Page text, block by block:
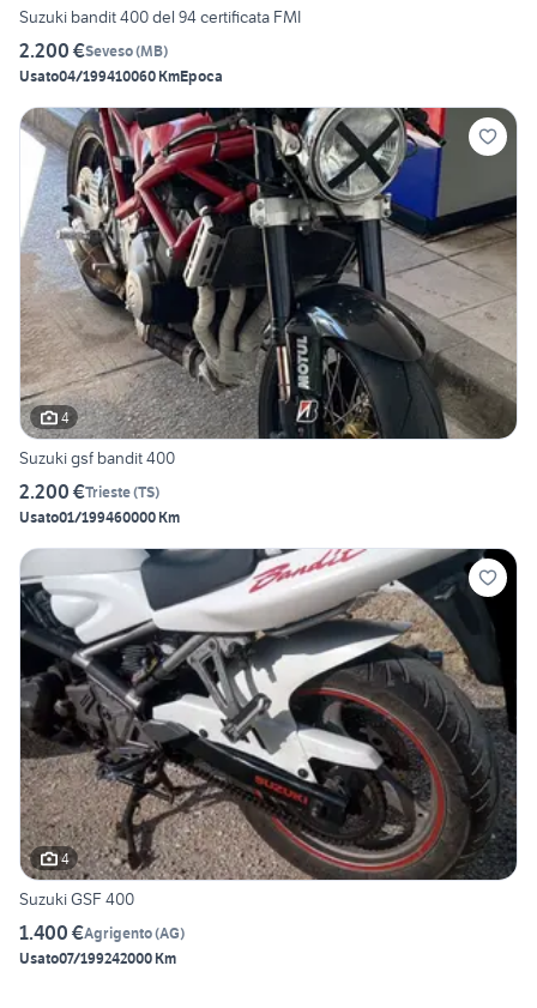
Suzuki bandit 400 del 94 certificata FMI
2.200 €Seveso(MB)
Usato04/199410060 KmEpoca
4
Suzuki gsf bandit 400
2.200 €Trieste(TS)
Usato01/199460000 Km
4
Suzuki GSF 400
1.400 €Agrigento(AG)
Usato07/199242000 Km